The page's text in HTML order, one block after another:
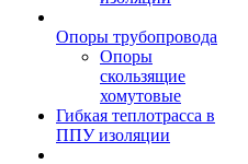
Опоры трубопровода
Опоры
скользящие
хомутовые
Гибкая теплотрасса в
ППУ изоляции